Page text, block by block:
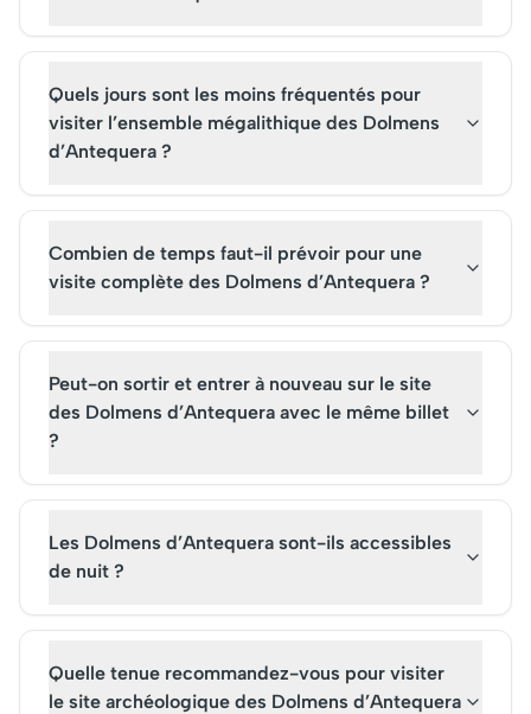
Quels jours sont les moins fréquentés pour
visiter l’ensemble mégalithique des Dolmens
d’Antequera ?
Combien de temps faut-il prévoir pour une
visite complète des Dolmens d’Antequera ?
Peut-on sortir et entrer à nouveau sur le site
des Dolmens d’Antequera avec le même billet
?
Les Dolmens d’Antequera sont-ils accessibles
de nuit ?
Quelle tenue recommandez-vous pour visiter
le site archéologique des Dolmens d’Antequera